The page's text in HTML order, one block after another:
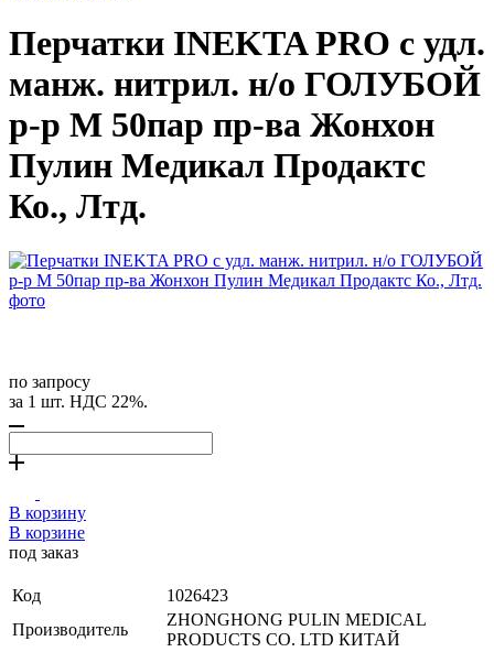
Перчатки INEKTA PRO с удл.
манж. нитрил. н/о ГОЛУБОЙ
р-р M 50пар пр-ва Жонхон
Пулин Медикал Продактс
Ко., Лтд.
по запросу
за 1 шт. НДС 22%.
В корзину
В корзине
под заказ
Код
1026423
Производитель
ZHONGHONG PULIN MEDICAL
PRODUCTS CO. LTD КИТАЙ